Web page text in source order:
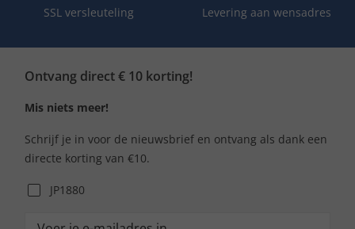
SSL versleuteling Levering aan wensadres
Ontvang direct € 10 korting!
Mis niets meer!
Schrijf je in voor de nieuwsbrief en ontvang als dank een
directe korting van €10.
JP1880